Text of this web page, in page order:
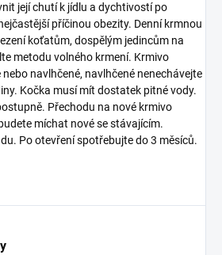
její chutí k jídlu a dychtivostí po
příčinou obezity. Denní krmnou
koťatům, dospělým jedincům na
metodu volného krmení. Krmivo
navlhčené, navlhčené nenechávejte
Kočka musí mít dostatek pitné vody.
Přechodu na nové krmivo
míchat nové se stávajícím.
Po otevření spotřebujte do 3 měsíců.